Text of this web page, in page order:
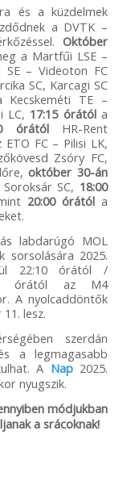
és a küzdelmek
a DVTK –
Október
a Martfűi LSE –
SE – Videoton FC
SC, Karcagi SC
TE –
LC, 17:15 órátóla
órátólHR-Rent
ETO FC – Pilisi LK,
Zsóry FC,
október 30-án
SC, 18:00
20:00 órátóla
labdarúgó MOL
sorsolására 2025.
22:10 órától /
órától az M4
A nyolcaddöntők
lesz.
szerdán
a legmagasabb
A Nap2025.
nyugszik.
módjukban
a srácoknak!